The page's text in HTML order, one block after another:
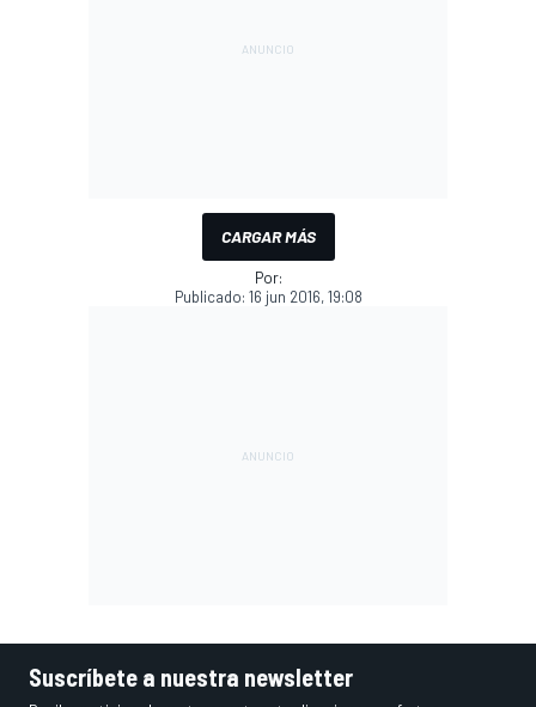
CARGAR MÁS
Por:
Publicado: 16 jun 2016, 19:08
Suscríbete a nuestra newsletter